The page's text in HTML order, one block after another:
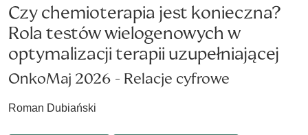
Czy chemioterapia jest konieczna?
Rola testów wielogenowych w
optymalizacji terapii uzupełniającej
OnkoMaj 2026 - Relacje cyfrowe
Roman Dubiański